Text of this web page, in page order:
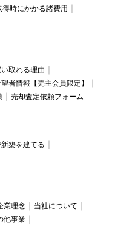
得時にかかる諸費用
取れる理由
者情報【売主会員限定】
売却査定依頼フォーム
築を建てる
業理念
当社について
他事業